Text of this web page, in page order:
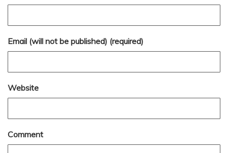
Email (will not be published) (required)
Website
Comment